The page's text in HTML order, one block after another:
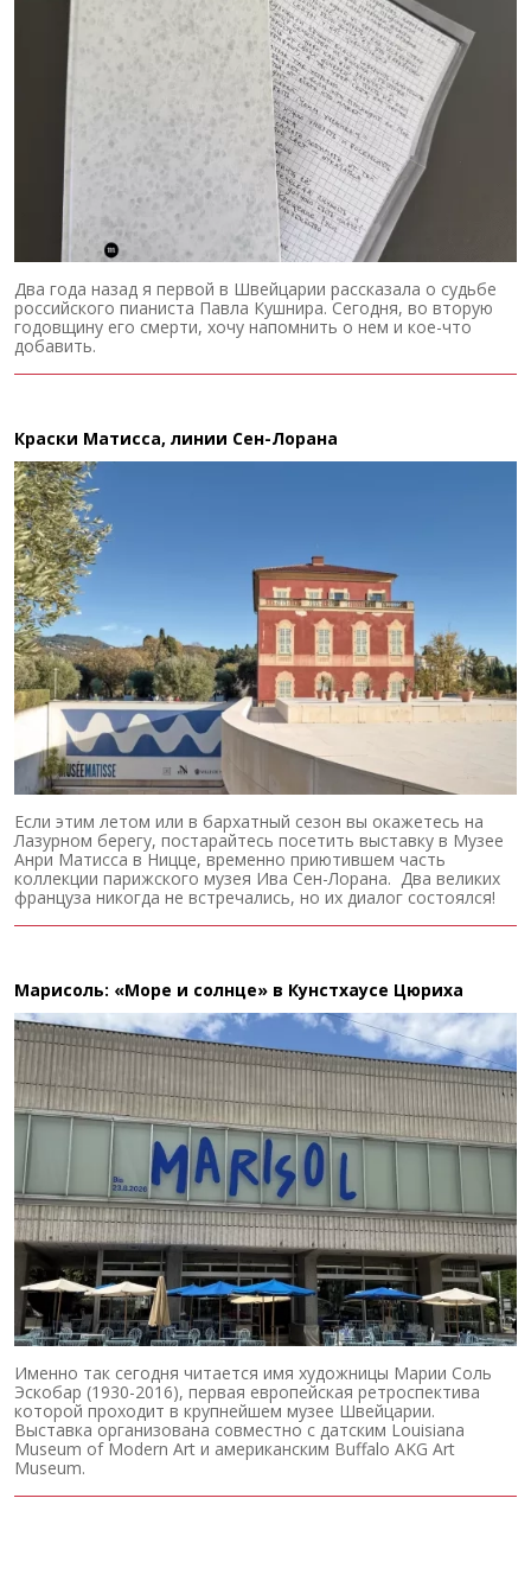
Два года назад я первой в Швейцарии рассказала о судьбе
российского пианиста Павла Кушнира. Сегодня, во вторую
годовщину его смерти, хочу напомнить о нем и кое-что
добавить.
Краски Матисса, линии Сен-Лорана
Если этим летом или в бархатный сезон вы окажетесь на
Лазурном берегу, постарайтесь посетить выставку в Музее
Анри Матисса в Ницце, временно приютившем часть
коллекции парижского музея Ива Сен-Лорана. Два великих
француза никогда не встречались, но их диалог состоялся!
Марисоль: «Море и солнце» в Кунстхаусе Цюриха
Именно так сегодня читается имя художницы Марии Соль
Эскобар (1930-2016), первая европейская ретроспектива
которой проходит в крупнейшем музее Швейцарии.
Выставка организована совместно с датским Louisiana
Museum of Modern Art и американским Buffalo AKG Art
Museum.